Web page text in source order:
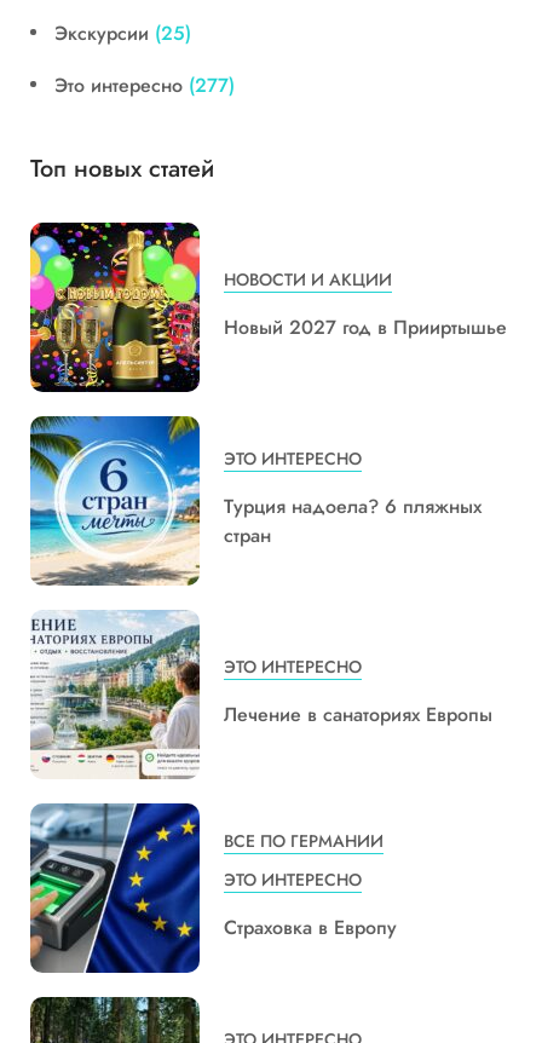
Экскурсии (25)
Это интересно (277)
Топ новых статей
НОВОСТИ И АКЦИИ
Новый 2027 год в Прииртышье
ЭТО ИНТЕРЕСНО
Турция надоела? 6 пляжных
стран
ЭТО ИНТЕРЕСНО
Лечение в санаториях Европы
ВСЕ ПО ГЕРМАНИИ
ЭТО ИНТЕРЕСНО
Страховка в Европу